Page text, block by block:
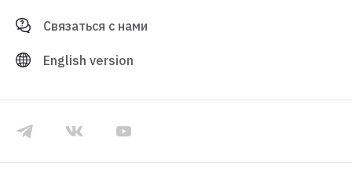
Связаться с нами
English version